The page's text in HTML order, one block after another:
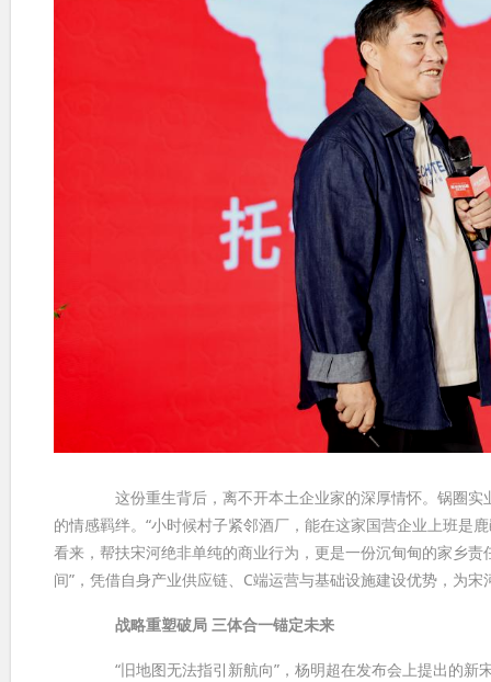
这份重生背后，离不开本土企业家的深厚情怀。锅圈实业
的情感羁绊。“小时候村子紧邻酒厂，能在这家国营企业上班是
看来，帮扶宋河绝非单纯的商业行为，更是一份沉甸甸的家乡
间”，凭借自身产业供应链、C端运营与基础设施建设优势，为
战略重塑破局 三体合一锚定未来
“旧地图无法指引新航向”，杨明超在发布会上提出的新宋